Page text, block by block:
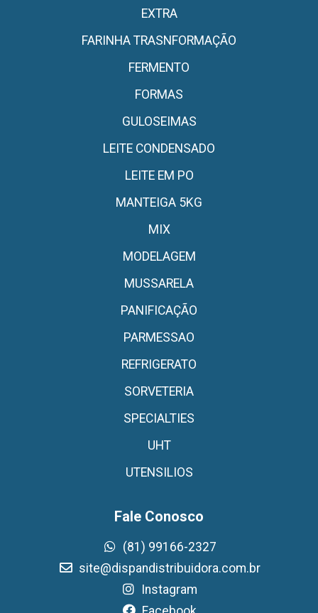
EXTRA
FARINHA TRASNFORMAÇÃO
FERMENTO
FORMAS
GULOSEIMAS
LEITE CONDENSADO
LEITE EM PO
MANTEIGA 5KG
MIX
MODELAGEM
MUSSARELA
PANIFICAÇÃO
PARMESSAO
REFRIGERATO
SORVETERIA
SPECIALTIES
UHT
UTENSILIOS
Fale Conosco
(81) 99166-2327
site@dispandistribuidora.com.br
Instagram